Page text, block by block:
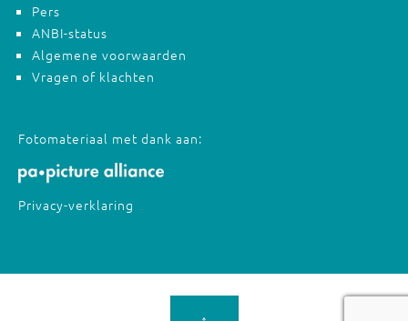
Pers
ANBI-status
Algemene voorwaarden
Vragen of klachten
Fotomateriaal met dank aan:
Privacy-verklaring